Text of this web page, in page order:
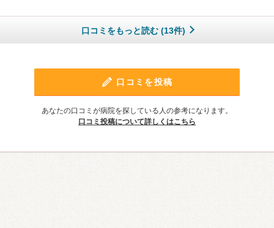
口コミをもっと読む (13件)
口コミを投稿
あなたの口コミが病院を探している人の参考になります。
口コミ投稿について詳しくはこちら